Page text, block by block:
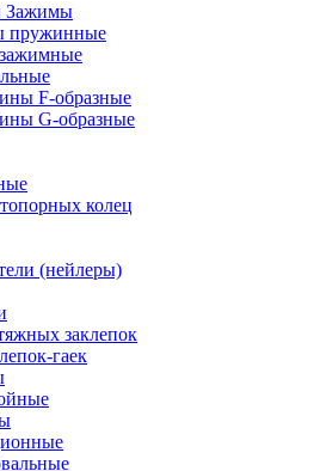
Зажимы
пружинные
F-образные
G-образные
колец
(нейлеры)
заклепок
гаек